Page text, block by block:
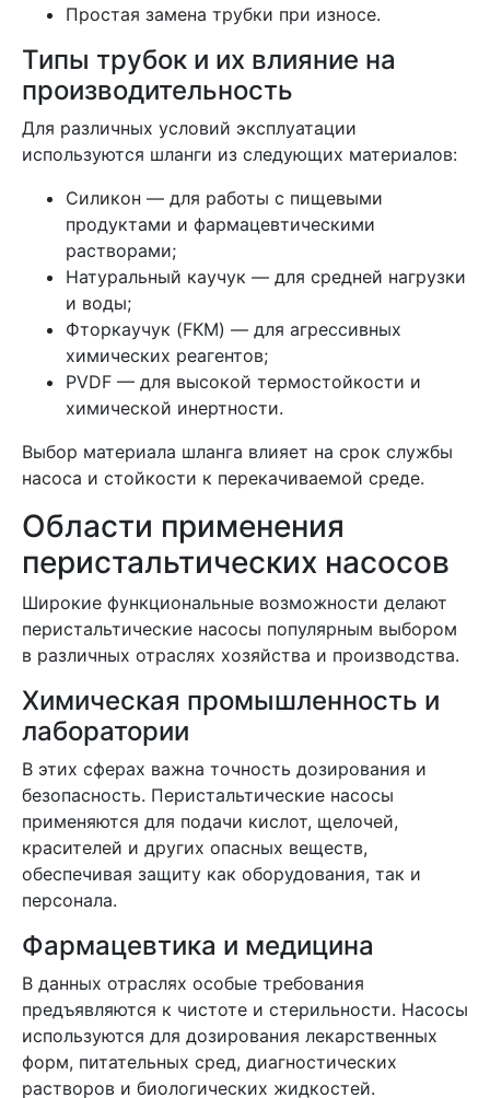
Простая замена трубки при износе.
Типы трубок и их влияние на
производительность
Для различных условий эксплуатации
используются шланги из следующих материалов:
Силикон — для работы с пищевыми
продуктами и фармацевтическими
растворами;
Натуральный каучук — для средней нагрузки
и воды;
Фторкаучук (FKM) — для агрессивных
химических реагентов;
PVDF — для высокой термостойкости и
химической инертности.
Выбор материала шланга влияет на срок службы
насоса и стойкости к перекачиваемой среде.
Области применения
перистальтических насосов
Широкие функциональные возможности делают
перистальтические насосы популярным выбором
в различных отраслях хозяйства и производства.
Химическая промышленность и
лаборатории
В этих сферах важна точность дозирования и
безопасность. Перистальтические насосы
применяются для подачи кислот, щелочей,
красителей и других опасных веществ,
обеспечивая защиту как оборудования, так и
персонала.
Фармацевтика и медицина
В данных отраслях особые требования
предъявляются к чистоте и стерильности. Насосы
используются для дозирования лекарственных
форм, питательных сред, диагностических
растворов и биологических жидкостей.